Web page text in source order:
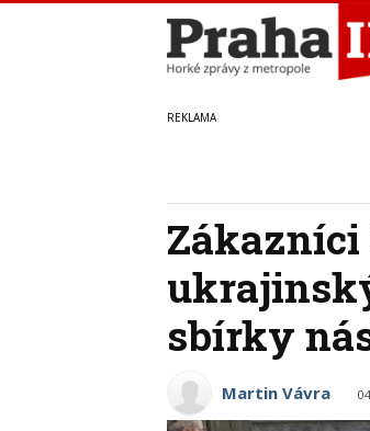
Zákazníci
sbírky
Martin Vávra